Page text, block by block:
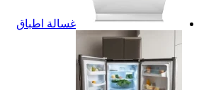
غسالة اطباق